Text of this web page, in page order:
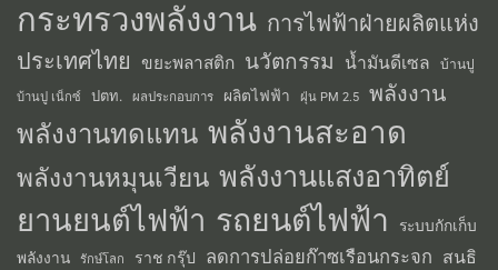
กระทรวงพลังงาน การไฟฟ้าฝ่ายผลิตแห่ง
ประเทศไทย
ขยะพลาสติก นวัตกรรม น้ำมันดีเซล บ้านปู
บ้านปู เน็กซ์ ปตท. ผลประกอบการ ผลิตไฟฟ้า ฝุ่น PM 2.5 พลังงาน
พลังงานทดแทน พลังงานสะอาด
พลังงานหมุนเวียน พลังงานแสงอาทิตย์
ยานยนต์ไฟฟ้า รถยนต์ไฟฟ้า
ระบบกักเก็บ
พลังงาน
รักษ์โลก ราช กรุ๊ป ลดการปล่อยก๊าซเรือนกระจก สนธิ